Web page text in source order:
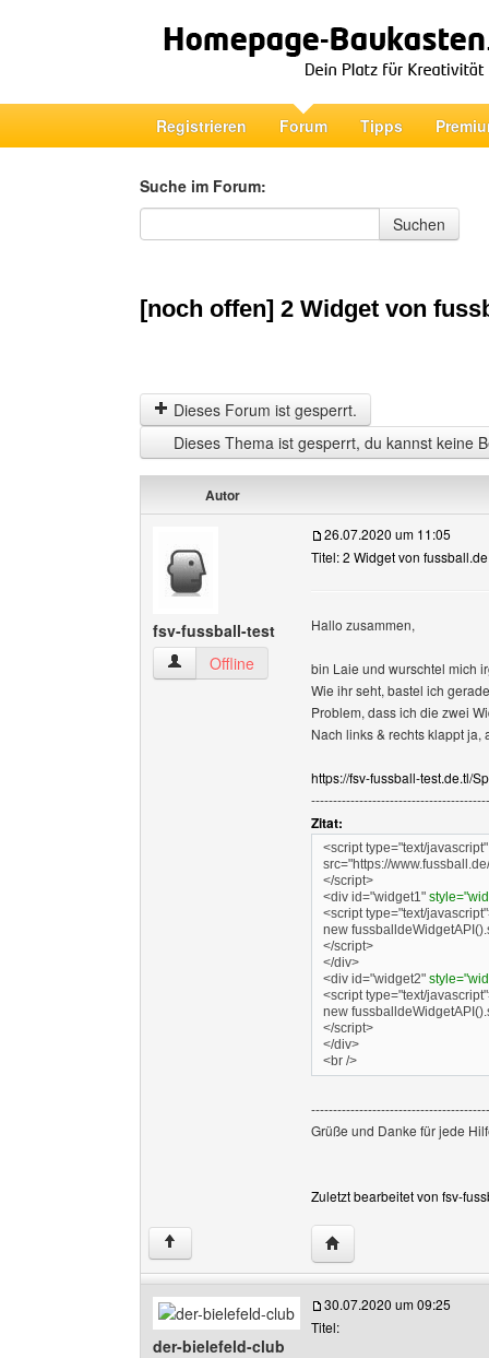
Registrieren Forum Tipps
Suche im Forum:
Suche im Forum
Suchen
[noch offen] 2 Widget von
Dieses Forum ist gesperrt.
Dieses Thema ist gesperrt, du kannst keine
Autor
fsv-fussball-test
fsv-fussball-test Benutzer-Profile anzeigen
Offline
26.07.2020 um 11:05
Titel: 2 Widget von
Hallo zusammen,
bin Laie und wurschtel mich
Wie ihr seht, bastel ich
Problem, dass ich die zwei
Nach links & rechts klappt
https://fsv-fussball-test.de.tl/
Zitat:
<script type="text/javascript"
src="https://
</script>
<div id="widget1"
<script type="text/
new
</script>
</div>
<div id="widget2"
<script type="text/
new
</script>
</div>
<br />
Grüße und Danke für jede
Zuletzt bearbeitet von fsv-
↑ Website dieses
der-bielefeld-club
30.07.2020 um 09:25
Titel: